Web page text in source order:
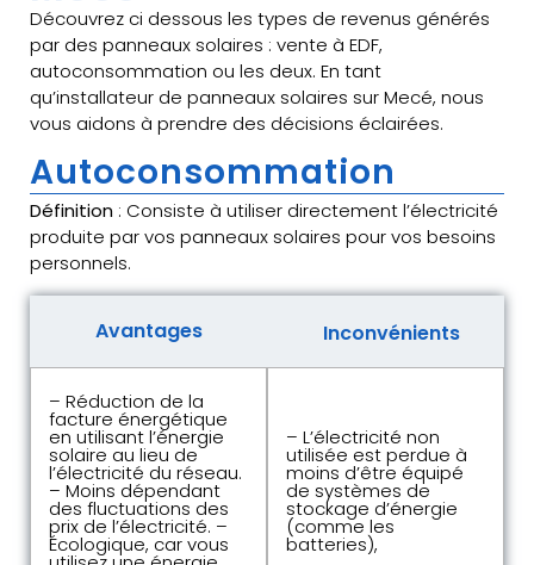
Découvrez ci dessous les types de revenus générés
par des panneaux solaires : vente à EDF,
autoconsommation ou les deux. En tant
qu’installateur de panneaux solaires sur Mecé, nous
vous aidons à prendre des décisions éclairées.
Autoconsommation
Définition : Consiste à utiliser directement l’électricité
produite par vos panneaux solaires pour vos besoins
personnels.
Avantages Inconvénients
– Réduction de la
facture énergétique
en utilisant l’énergie
solaire au lieu de
l’électricité du réseau.
– Moins dépendant
des fluctuations des
prix de l’électricité. –
Écologique, car vous
– L’électricité non
utilisée est perdue à
moins d’être équipé
de systèmes de
stockage d’énergie
(comme les
batteries),